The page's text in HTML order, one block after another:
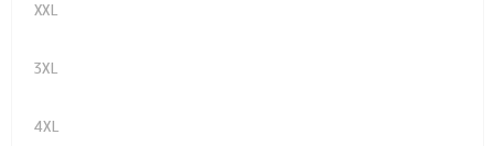
XXL
3XL
4XL